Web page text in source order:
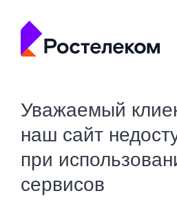
Уважаемый
наш сайт
при
сервисов